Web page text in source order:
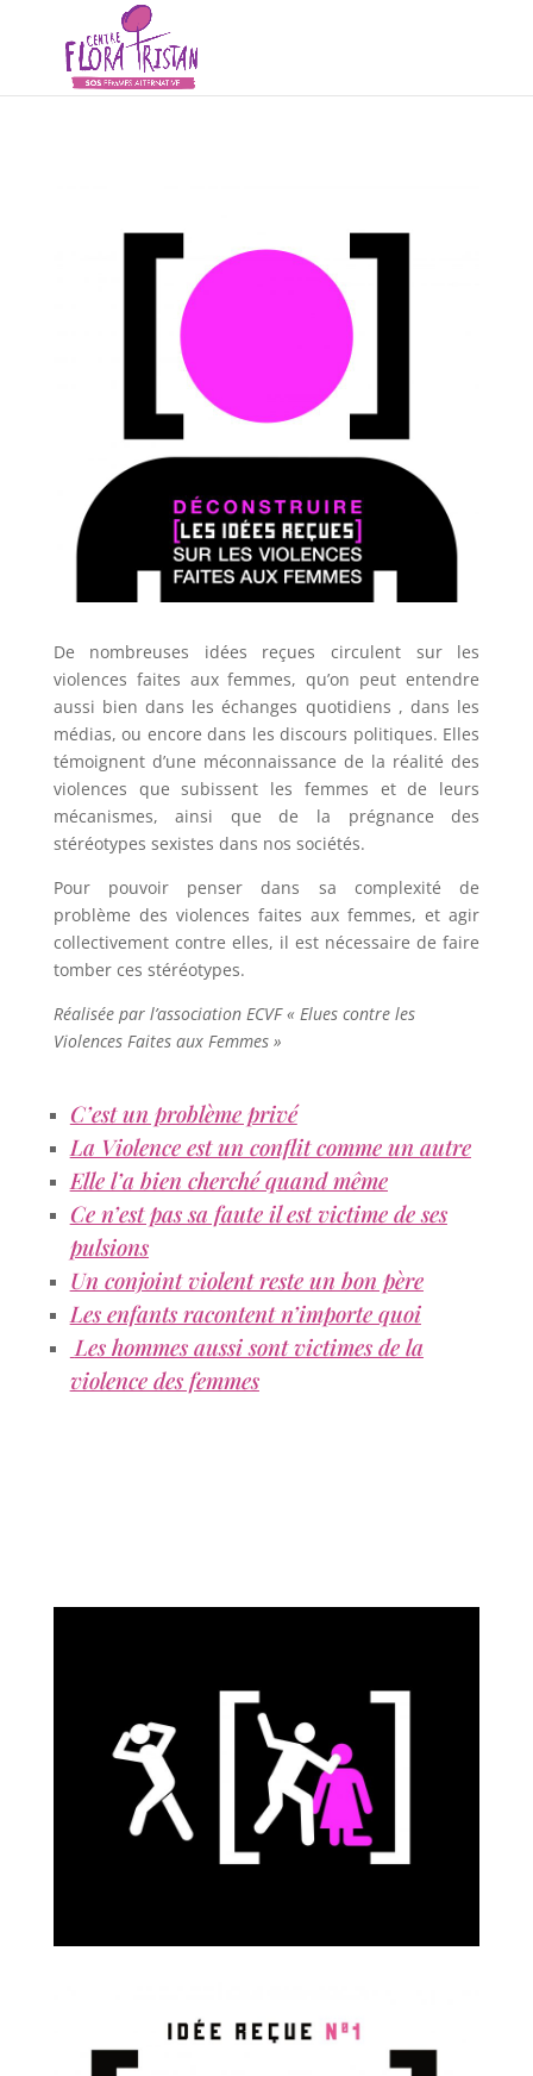
De nombreuses idées reçues circulent sur les
violences faites aux femmes, qu’on peut entendre
aussi bien dans les échanges quotidiens , dans les
médias, ou encore dans les discours politiques. Elles
témoignent d’une méconnaissance de la réalité des
violences que subissent les femmes et de leurs
mécanismes, ainsi que de la prégnance des
stéréotypes sexistes dans nos sociétés.
Pour pouvoir penser dans sa complexité de
problème des violences faites aux femmes, et agir
collectivement contre elles, il est nécessaire de faire
tomber ces stéréotypes.
Réalisée par l’association ECVF « Elues contre les
Violences Faites aux Femmes »
C’est un problème privé
La Violence est un conflit comme un autre
Elle l’a bien cherché quand même
Ce n’est pas sa faute il est victime de ses
pulsions
Un conjoint violent reste un bon père
Les enfants racontent n’importe quoi
Les hommes aussi sont victimes de la
violence des femmes